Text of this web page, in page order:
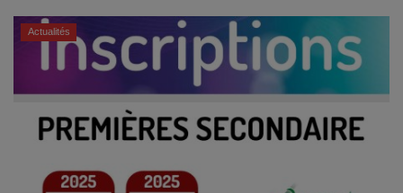
Actualités